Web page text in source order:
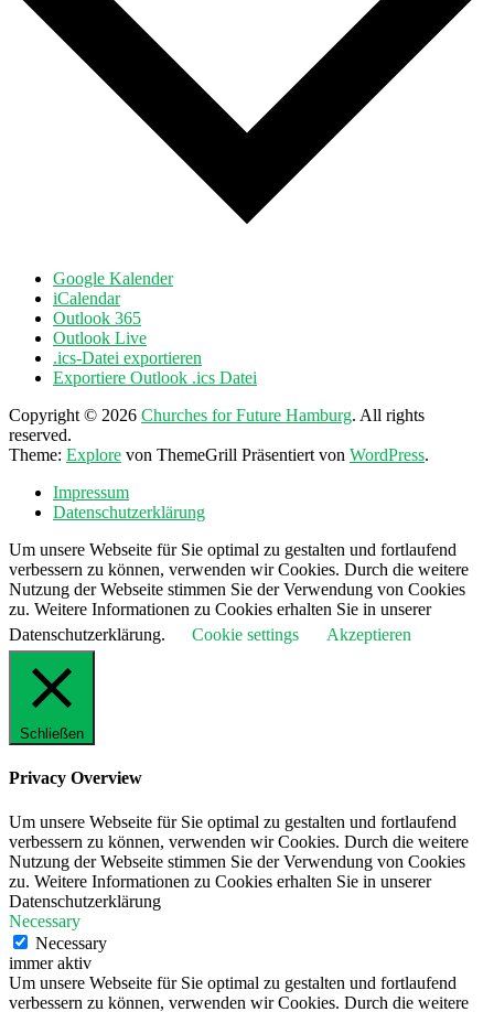
Google Kalender
iCalendar
Outlook 365
Outlook Live
.ics-Datei exportieren
Exportiere Outlook .ics Datei
Copyright © 2026 Churches for Future Hamburg. All rights
reserved.
Theme: Explore von ThemeGrill Präsentiert von WordPress.
Impressum
Datenschutzerklärung
Um unsere Webseite für Sie optimal zu gestalten und fortlaufend
verbessern zu können, verwenden wir Cookies. Durch die weitere
Nutzung der Webseite stimmen Sie der Verwendung von Cookies
zu. Weitere Informationen zu Cookies erhalten Sie in unserer
Datenschutzerklärung.
Cookie settings Akzeptieren
Schließen
Privacy Overview
Um unsere Webseite für Sie optimal zu gestalten und fortlaufend
verbessern zu können, verwenden wir Cookies. Durch die weitere
Nutzung der Webseite stimmen Sie der Verwendung von Cookies
zu. Weitere Informationen zu Cookies erhalten Sie in unserer
Datenschutzerklärung
Necessary
Necessary
immer aktiv
Um unsere Webseite für Sie optimal zu gestalten und fortlaufend
verbessern zu können, verwenden wir Cookies. Durch die weitere